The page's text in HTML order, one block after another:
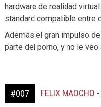
hardware de realidad
standard compatible entre
Además el gran impulso
parte del porno, y no le veo
#007 FELIX MAOCHO -